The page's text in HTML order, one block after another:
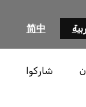
简中
شاركوا